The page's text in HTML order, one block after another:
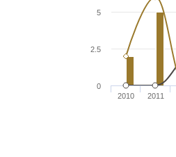
2010 2011
0
2.5
5